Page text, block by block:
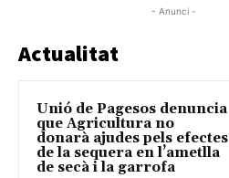
- Anunci -
Actualitat
Unió de Pagesos denuncia
que Agricultura no
donarà ajudes pels efectes
de la sequera en l’ametlla
de secà i la garrofa